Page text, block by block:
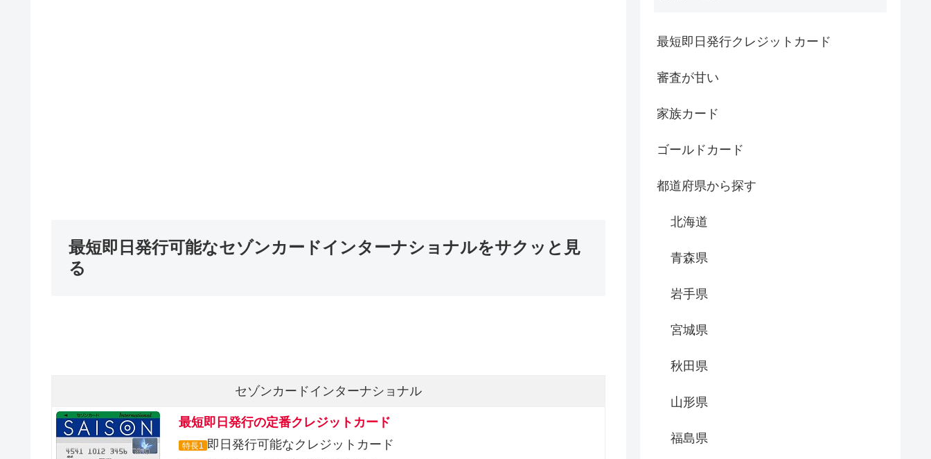
最短即日発行可能なセゾンカードインターナショナルをサクッと見
る
セゾンカードインターナショナル
最短即日発行の定番クレジットカード
特長1 即日発行可能なクレジットカード
最短即日発行クレジットカード
審査が甘い
家族カード
ゴールドカード
都道府県から探す
北海道
青森県
岩手県
宮城県
秋田県
山形県
福島県